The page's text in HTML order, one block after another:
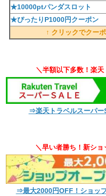
★10000ptパンダスロット
★ぴったりP1000円クーポン
↑ クリックでクー
＼半額以下多数！楽
⇒楽天トラベルスーパー
＼早い者勝ち！新シ
⇒最大2000円OFF！ショッ